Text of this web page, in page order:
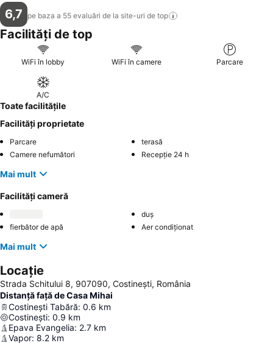
6,7 pe baza a 55 evaluări de la site-uri de top
Facilități de top
WiFi în lobby WiFi în camere Parcare
A/C
Toate facilitățile
Facilități proprietate
Parcare
terasă
Camere nefumători
Recepție 24 h
Mai mult
Facilități cameră
duș
fierbător de apă
Aer condiționat
Mai mult
Locație
Strada Schitului 8, 907090, Costinești, România
Distanță față de Casa Mihai
Costinești Tabără: 0.6 km
Costinești: 0.9 km
Epava Evangelia: 2.7 km
Vapor: 8.2 km